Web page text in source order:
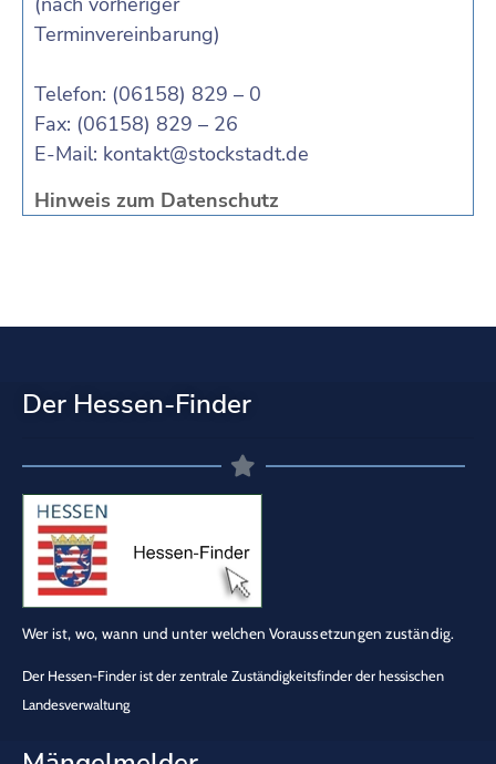
Terminvereinbarung)
Telefon: (06158) 829 – 0
Fax: (06158) 829 – 26
E-Mail: kontakt@stockstadt.de
Hinweis zum Datenschutz
Der Hessen-Finder
Wer ist, wo, wann und unter welchen Voraussetzungen zuständig.
Der Hessen-Finder ist der zentrale Zuständigkeitsfinder der hessischen
Landesverwaltung